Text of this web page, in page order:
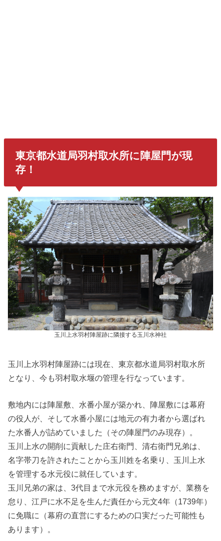
東京都水道局羽村取水所に 陣屋門が現
存！
玉川上水羽村陣屋跡に隣接する玉川水神社
玉川上水羽村陣屋跡には現在、東京都水道局羽村取水所
となり、今も羽村取水堰の管理を行なっています。
敷地内には陣屋敷、水番小屋が築かれ、陣屋敷には幕府
の役人が、そして水番小屋には地元の有力者から選ばれ
た水番人が詰めていました（その陣屋門のみ現存）。
玉川上水の開削に貢献した庄右衛門、清右衛門兄弟は、
名字帯刀を許されたことから玉川姓を名乗り、玉川上水
を管理する水元役に就任しています。
玉川兄弟の家は、3代目まで水元役を務めますが、業務を
怠り、江戸に水不足を生んだ責任から元文4年（1739年）
に免職に（幕府の直営にするための口実だった可能性も
あります）。